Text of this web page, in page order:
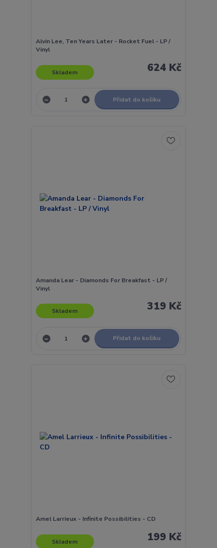
Alvin Lee, Ten Years Later - Rocket Fuel - LP /
Vinyl
624 Kč
Skladem
Přidat do košíku
Amanda Lear - Diamonds For Breakfast - LP /
Vinyl
319 Kč
Skladem
Přidat do košíku
Amel Larrieux - Infinite Possibilities - CD
199 Kč
Skladem